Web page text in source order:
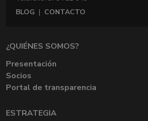
BLOG | CONTACTO
¿QUIÉNES SOMOS?
Presentación
Socios
Portal de transparencia
ESTRATEGIA